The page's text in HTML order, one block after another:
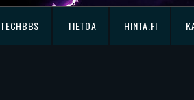
TECHBBS TIETOA HINTA.FI